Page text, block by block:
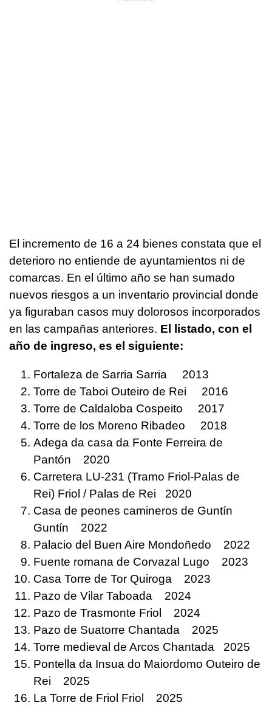
El incremento de 16 a 24 bienes constata que el
deterioro no entiende de ayuntamientos ni de
comarcas. En el último año se han sumado
nuevos riesgos a un inventario provincial donde
ya figuraban casos muy dolorosos incorporados
en las campañas anteriores. El listado, con el
año de ingreso, es el siguiente:
Fortaleza de Sarria Sarria 2013
Torre de Taboi Outeiro de Rei 2016
Torre de Caldaloba Cospeito 2017
Torre de los Moreno Ribadeo 2018
Adega da casa da Fonte Ferreira de
Pantón 2020
Carretera LU-231 (Tramo Friol-Palas de
Rei) Friol / Palas de Rei 2020
Casa de peones camineros de Guntín
Guntín 2022
Palacio del Buen Aire Mondoñedo 2022
Fuente romana de Corvazal Lugo 2023
Casa Torre de Tor Quiroga 2023
Pazo de Vilar Taboada 2024
Pazo de Trasmonte Friol 2024
Pazo de Suatorre Chantada 2025
Torre medieval de Arcos Chantada 2025
Pontella da Insua do Maiordomo Outeiro de
Rei 2025
La Torre de Friol Friol 2025